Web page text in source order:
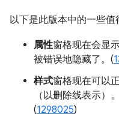
以下是此版本中的一些值
属性窗格现在会显
被错误地隐藏了。(
样式窗格现在可以
（以删除线表示）
(1298025)